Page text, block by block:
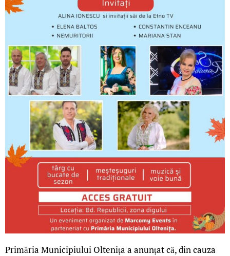
Primăria Municipiului Oltenița a anunțat că, din cauza